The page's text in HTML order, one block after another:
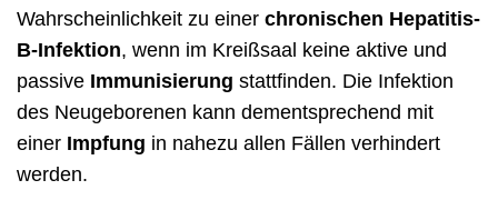
Wahrscheinlichkeit zu einer chronischen Hepatitis-
B-Infektion, wenn im Kreißsaal keine aktive und
passive Immunisierung stattfinden. Die Infektion
des Neugeborenen kann dementsprechend mit
einer Impfung in nahezu allen Fällen verhindert
werden.